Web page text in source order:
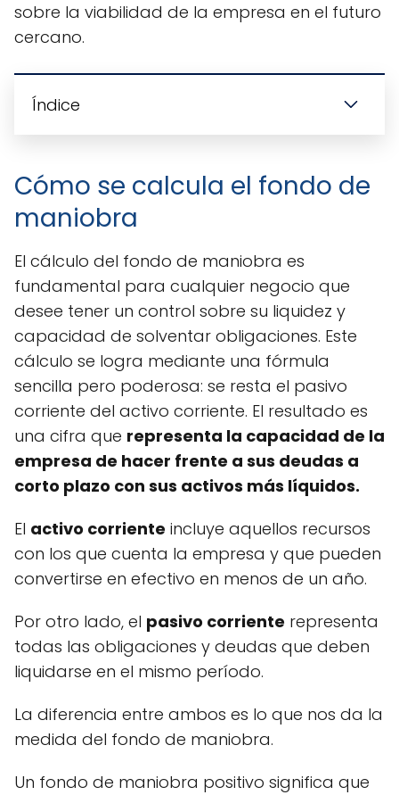
sobre la viabilidad de la empresa en el futuro
cercano.
Índice
Cómo se calcula el fondo de
maniobra
El cálculo del fondo de maniobra es
fundamental para cualquier negocio que
desee tener un control sobre su liquidez y
capacidad de solventar obligaciones. Este
cálculo se logra mediante una fórmula
sencilla pero poderosa: se resta el pasivo
corriente del activo corriente. El resultado es
una cifra que representa la capacidad de la
empresa de hacer frente a sus deudas a
corto plazo con sus activos más líquidos.
El activo corriente incluye aquellos recursos
con los que cuenta la empresa y que pueden
convertirse en efectivo en menos de un año.
Por otro lado, el pasivo corriente representa
todas las obligaciones y deudas que deben
liquidarse en el mismo período.
La diferencia entre ambos es lo que nos da la
medida del fondo de maniobra.
Un fondo de maniobra positivo significa que